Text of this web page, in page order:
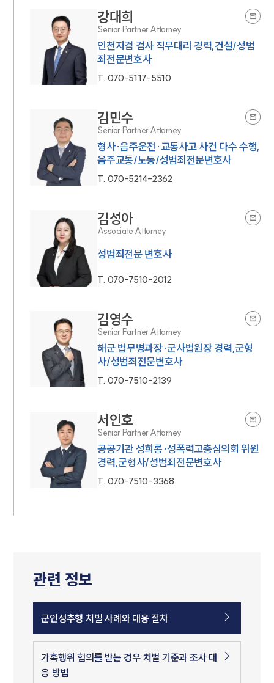
강대희
Senior Partner Attorney
인천지검 검사 직무대리 경력,건설/성범
죄전문변호사
T. 070-5117-5510
김민수
Senior Partner Attorney
형사·음주운전·교통사고 사건 다수 수행,
음주교통/노동/성범죄전문변호사
T. 070-5214-2362
김성아
Associate Attorney
성범죄전문 변호사
T. 070-7510-2012
김영수
Senior Partner Attorney
해군 법무병과장·군사법원장 경력,군형
사/성범죄전문변호사
T. 070-7510-2139
서인호
Senior Partner Attorney
공공기관 성희롱·성폭력고충심의회 위원
경력,군형사/성범죄전문변호사
T. 070-7510-3368
관련 정보
군인성추행 처벌 사례와 대응 절차
가혹행위 혐의를 받는 경우 처벌 기준과 조사 대
응 방법